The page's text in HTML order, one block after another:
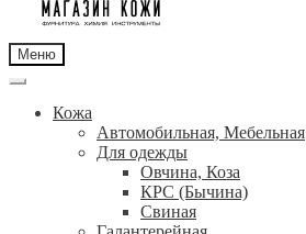
Меню
Кожа
Автомобильная, Мебельная
Для одежды
Овчина, Коза
КРС (Бычина)
Свиная